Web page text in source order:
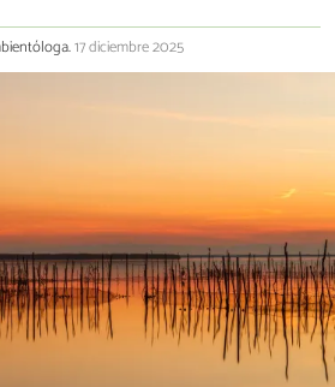
17 diciembre 2025